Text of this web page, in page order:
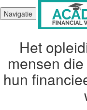
Navigatie
Het
mensen
hun